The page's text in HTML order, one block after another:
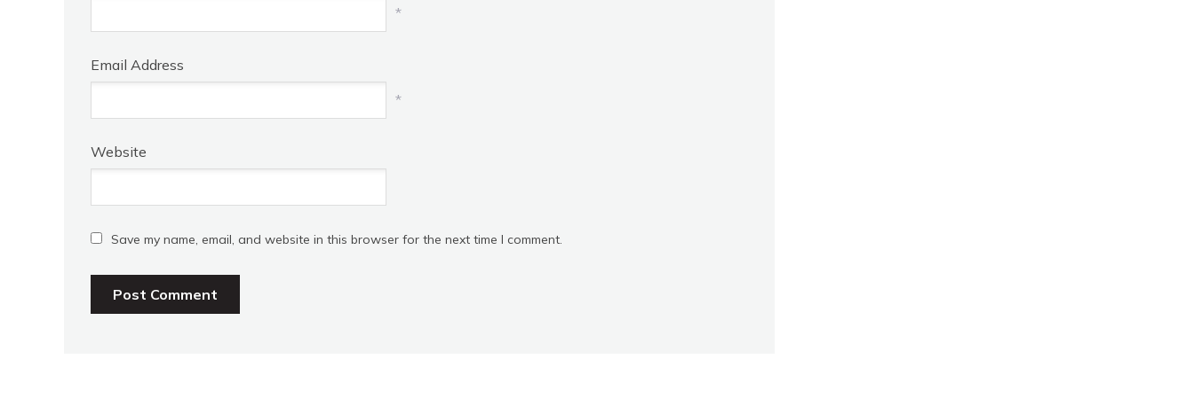
*
Email Address
*
Website
Save my name, email, and website in this browser for the next time I comment.